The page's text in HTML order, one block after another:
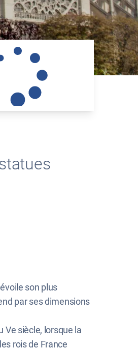
son plus
par ses dimensions
Ve siècle, lorsque la
rois de France